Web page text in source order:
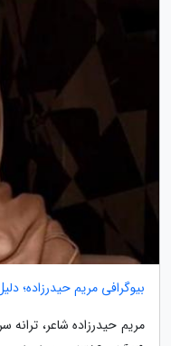
بیوگرافی مریم حیدرزاده؛
مریم حیدرزاده شاعر، ترانه